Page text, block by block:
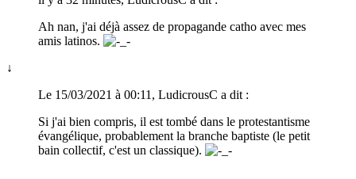
Ah nan, j'ai déjà assez de propagande catho avec mes
amis latinos.
↓
Le 15/03/2021 à 00:11, LudicrousC a dit :
Si j'ai bien compris, il est tombé dans le protestantisme
évangélique, probablement la branche baptiste (le petit
bain collectif, c'est un classique).